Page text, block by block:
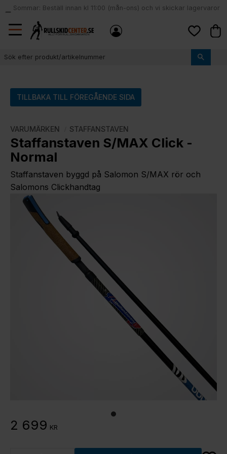
Meny
local_shipping
Sommar: Beställ innan kl 11:00 (mån-ons) och vi skickar lagervaror
samma dag
TILLBAKA TILL FÖREGÅENDE SIDA
VARUMÄRKEN STAFFANSTAVEN
Staffanstaven S/MAX Click -
Normal
Staffanstaven byggd på Salomon S/MAX rör och
Salomons Clickhandtag
2 699 KR